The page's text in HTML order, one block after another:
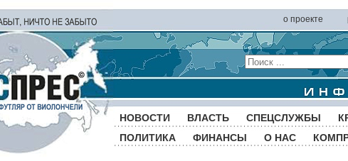
о проекте
НОВОСТИ ВЛАСТЬ СПЕЦСЛУЖБЫ
ПОЛИТИКА
ФИНАНСЫ О НАС